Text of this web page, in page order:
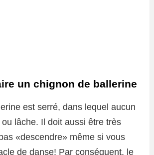
un chignon de ballerine
est serré, dans lequel aucun
ou lâche. Il doit aussi être très
«descendre» même si vous
de danse! Par conséquent, le